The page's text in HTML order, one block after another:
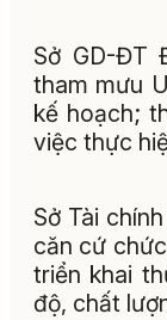
Sở GD-ĐT
tham mưu
kế hoạch;
việc thực
Sở Tài
căn cứ
triển khai
độ, chất